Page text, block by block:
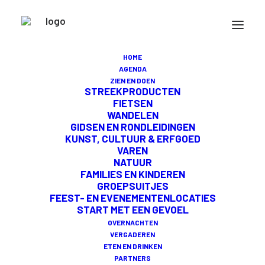
HOME
AGENDA
ZIEN EN DOEN
STREEKPRODUCTEN
FIETSEN
WANDELEN
GIDSEN EN RONDLEIDINGEN
KUNST, CULTUUR & ERFGOED
VAREN
NATUUR
FAMILIES EN KINDEREN
GROEPSUITJES
FEEST- EN EVENEMENTENLOCATIES
START MET EEN GEVOEL
OVERNACHTEN
VERGADEREN
ETEN EN DRINKEN
PARTNERS
De uitgestrekte polders en historische
dorpen van Midden-Delfland brengen rust
en nodigen uit tot écht kijken. Het
Gidsengilde neemt je mee op pad en brengt
met hun maatwerktochten de verhalen
achter dit bijzondere landschap tot leven.
ONTDEK MIDDEN-DELFLAND MET
HET GIDSENGILDE
Heerlijk wandelen of fietsen door Midden-Delfland?